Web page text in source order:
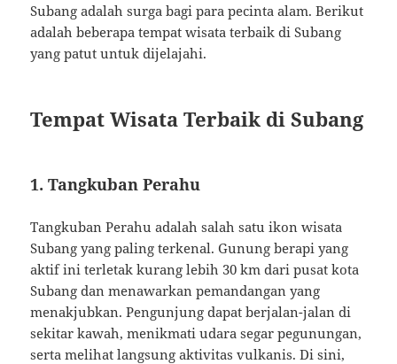
Subang adalah surga bagi para pecinta alam. Berikut
adalah beberapa tempat wisata terbaik di Subang
yang patut untuk dijelajahi.
Tempat Wisata Terbaik di Subang
1. Tangkuban Perahu
Tangkuban Perahu adalah salah satu ikon wisata
Subang yang paling terkenal. Gunung berapi yang
aktif ini terletak kurang lebih 30 km dari pusat kota
Subang dan menawarkan pemandangan yang
menakjubkan. Pengunjung dapat berjalan-jalan di
sekitar kawah, menikmati udara segar pegunungan,
serta melihat langsung aktivitas vulkanis. Di sini,